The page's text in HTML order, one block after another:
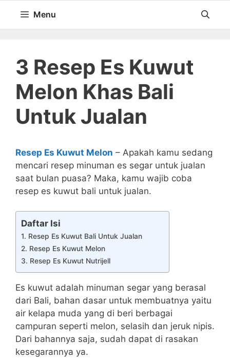
isi
Menu
3 Resep Es Kuwut
Melon Khas Bali
Untuk Jualan
Resep Es Kuwut Melon – Apakah kamu sedang
mencari resep minuman es segar untuk jualan
saat bulan puasa? Maka, kamu wajib coba
resep es kuwut bali untuk jualan.
Daftar Isi
1. Resep Es Kuwut Bali Untuk Jualan
2. Resep Es Kuwut Melon
3. Resep Es Kuwut Nutrijell
Es kuwut adalah minuman segar yang berasal
dari Bali, bahan dasar untuk membuatnya yaitu
air kelapa muda yang di beri berbagai
campuran seperti melon, selasih dan jeruk nipis.
Dari bahannya saja, sudah dapat di rasakan
kesegarannya ya.